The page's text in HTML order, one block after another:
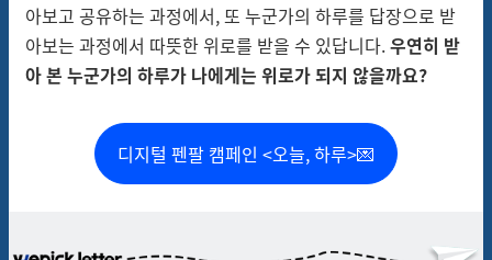
아보고 공유하는 과정에서, 또 누군가의 하루를 답장으로 받
아보는 과정에서 따뜻한 위로를 받을 수 있답니다.우연히 받
아 본 누군가의 하루가 나에게는 위로가 되지 않을까요?
디지털 펜팔 캠페인 <오늘, 하루>💌